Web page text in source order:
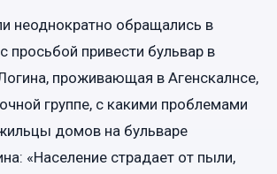
неоднократно обращались в
просьбой привести бульвар в
проживающая в Агенскалнсе,
группе, с какими проблемами
домов на бульваре
«Население страдает от пыли,